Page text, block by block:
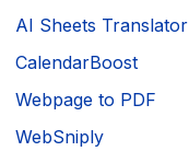
AI Sheets Translator
CalendarBoost
Webpage to PDF
WebSniply